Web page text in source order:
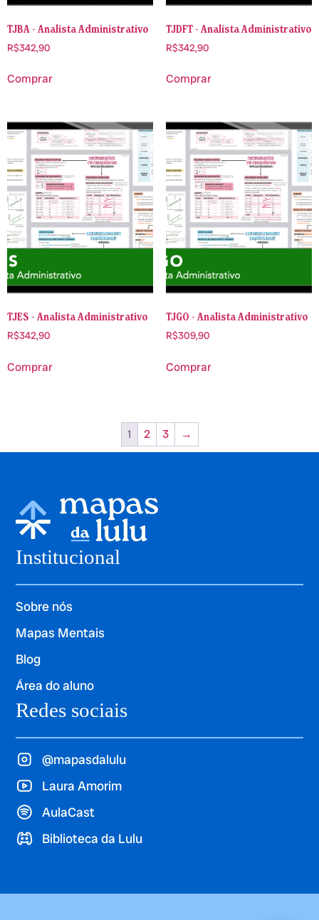
TJBA - Analista Administrativo
R$342,90
Comprar
TJDFT - Analista Administrativo
R$342,90
Comprar
TJES - Analista Administrativo
R$342,90
Comprar
TJGO - Analista Administrativo
R$309,90
Comprar
1 2 3 →
Institucional
Sobre nós
Mapas Mentais
Blog
Área do aluno
Redes sociais
@mapasdalulu
Laura Amorim
AulaCast
Biblioteca da Lulu